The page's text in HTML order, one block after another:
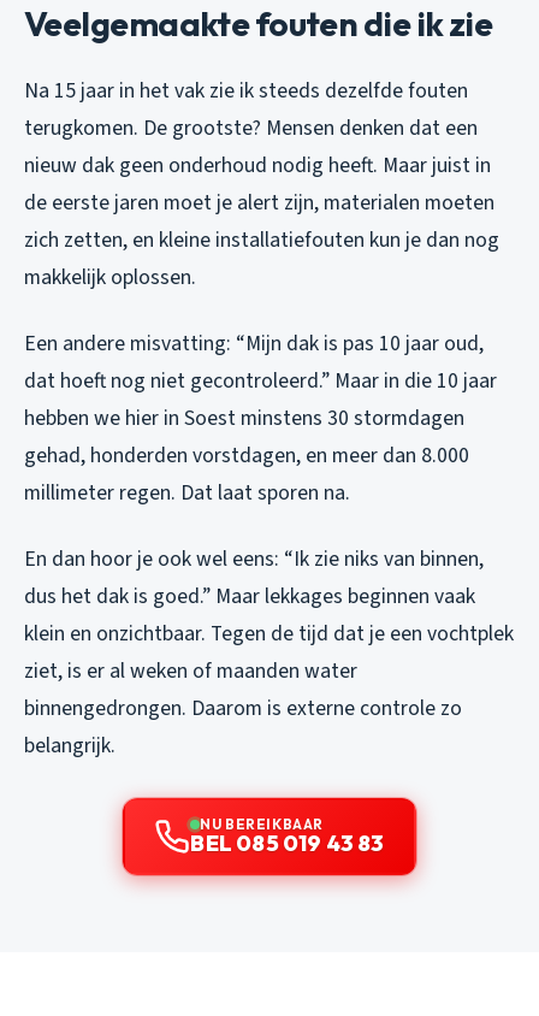
Veelgemaakte fouten die ik zie
Na 15 jaar in het vak zie ik steeds dezelfde fouten
terugkomen. De grootste? Mensen denken dat een
nieuw dak geen onderhoud nodig heeft. Maar juist in
de eerste jaren moet je alert zijn, materialen moeten
zich zetten, en kleine installatiefouten kun je dan nog
makkelijk oplossen.
Een andere misvatting: “Mijn dak is pas 10 jaar oud,
dat hoeft nog niet gecontroleerd.” Maar in die 10 jaar
hebben we hier in Soest minstens 30 stormdagen
gehad, honderden vorstdagen, en meer dan 8.000
millimeter regen. Dat laat sporen na.
En dan hoor je ook wel eens: “Ik zie niks van binnen,
dus het dak is goed.” Maar lekkages beginnen vaak
klein en onzichtbaar. Tegen de tijd dat je een vochtplek
ziet, is er al weken of maanden water
binnengedrongen. Daarom is externe controle zo
belangrijk.
NU BEREIKBAAR
BEL 085 019 43 83